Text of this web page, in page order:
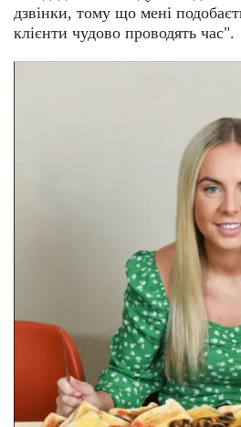
дзвінки, тому що мені
клієнти чудово проводять час".